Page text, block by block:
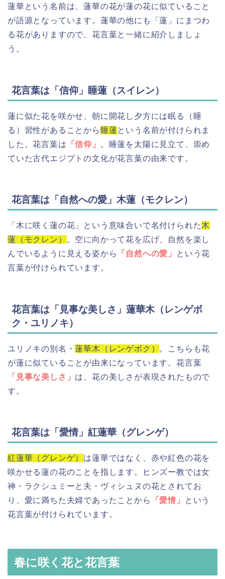
蓮華という名前は、蓮華の花が蓮の花に似ていること
が語源となっています。蓮華の他にも「蓮」にまつわ
る花がありますので、花言葉と一緒に紹介しましょ
う。
花言葉は「信仰」睡蓮（スイレン）
蓮に似た花を咲かせ、朝に開花し夕方には眠る（睡
る）習性があることから 睡蓮という名前が付けられま
した。花言葉は 「信仰」
。睡蓮を太陽に見立て、崇め
ていた古代エジプトの文化が花言葉の由来です。
花言葉は「自然への愛」木蓮（モクレン）
「木に咲く蓮の花」という意味合いで名付けられた木
蓮（モクレン）
。空に向かって花を広げ、自然を楽し
んでいるように見える姿から
「自然への愛」
という花
言葉が付けられています。
花言葉は「見事な美しさ」蓮華木（レンゲボ
ク・ユリノキ）
ユリノキの別名・蓮華木（レンゲボク） 。こちらも花
が蓮に似ていることが由来になっています。花言葉
「見事な美しさ」 は、花の美しさが表現されたもので
す。
花言葉は「愛情」紅蓮華（グレンゲ）
紅蓮華（グレンゲ） は蓮華ではなく、赤や紅色の花を
咲かせる蓮の花のことを指します。ヒンズー教では女
神・ラクシュミーと夫・ヴィシュヌの花とされてお
り、愛に満ちた夫婦であったことから
「愛情」
という
花言葉が付けられています。
春に咲く花と花言葉